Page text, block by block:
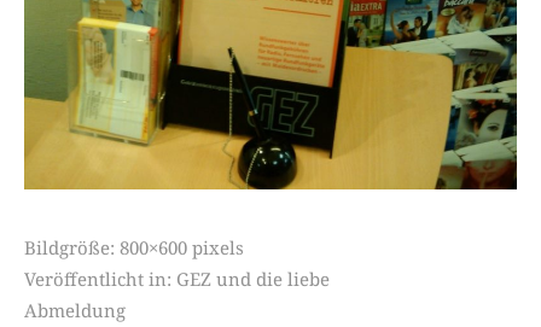
Bildgröße: 800×600 pixels
Veröffentlicht in: GEZ und die liebe
Abmeldung